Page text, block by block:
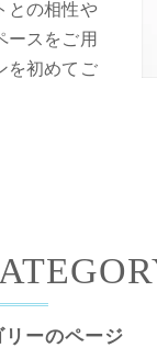
との相性や
ースをご用
を初めてご
リーのページ